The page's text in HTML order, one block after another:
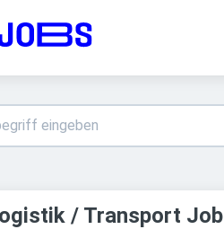
/ Transport Job